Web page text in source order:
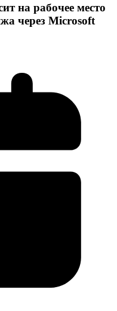
на рабочее место
через Microsoft